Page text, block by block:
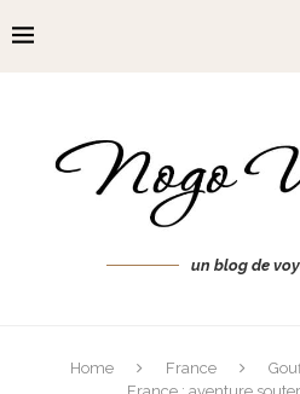
un blog de
Home France